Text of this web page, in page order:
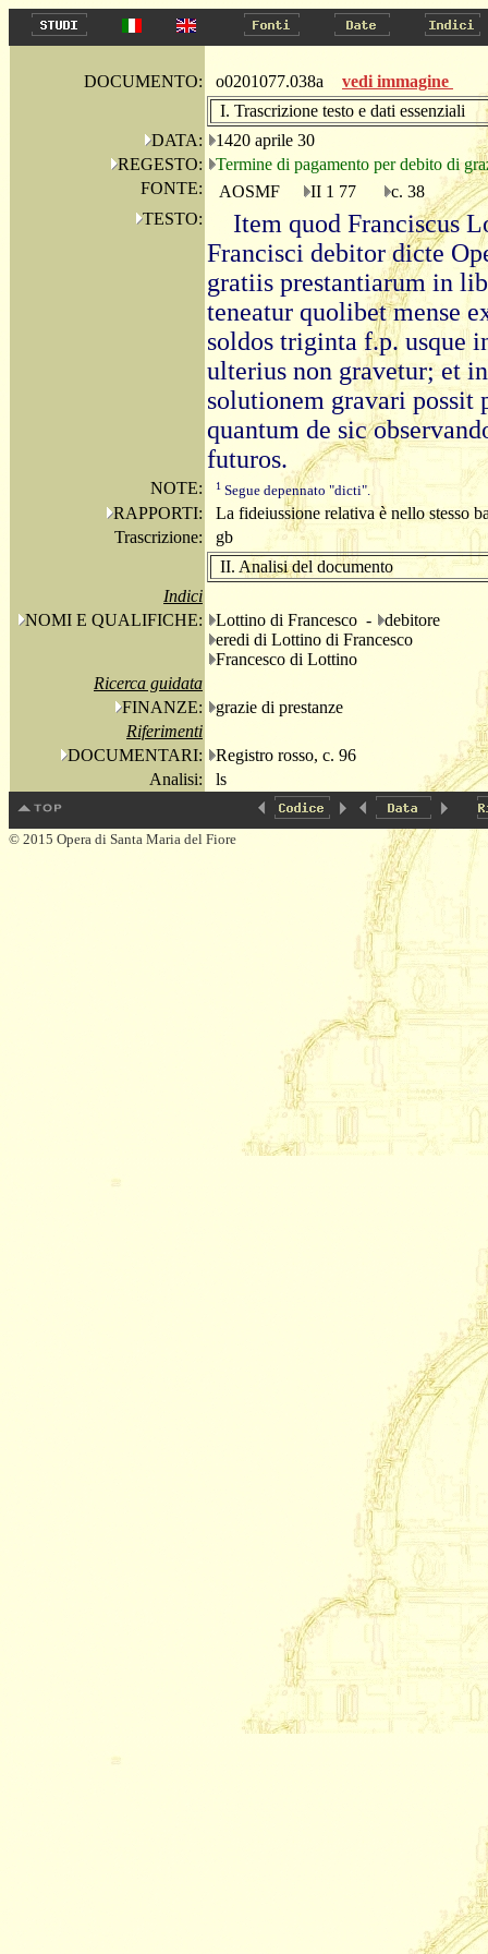
DOCUMENTO: o0201077.038a
vedi immagine
I. Trascrizione testo e dati essenziali
DATA:
1420 aprile 30
REGESTO:
Termine di pagamento per debito di
FONTE:
AOSMF II 1 77
c. 38
TESTO:
Item quod Franciscus
Francisci debitor dicte
gratiis prestantiarum in
teneatur quolibet mense
soldos triginta f.p. usque
ulterius non gravetur; et
solutionem gravari possit
quantum de sic
futuros.
NOTE: 1 Segue depennato "dicti".
RAPPORTI:
La fideiussione relativa è nello stesso
Trascrizione:
gb
II. Analisi del documento
Indici
NOMI E QUALIFICHE:
Lottino di Francesco -
debitore
eredi di Lottino di Francesco
Francesco di Lottino
Ricerca guidata
FINANZE:
grazie di prestanze
Riferimenti
DOCUMENTARI:
Registro rosso, c. 96
Analisi:
ls
© 2015 Opera di Santa Maria del Fiore